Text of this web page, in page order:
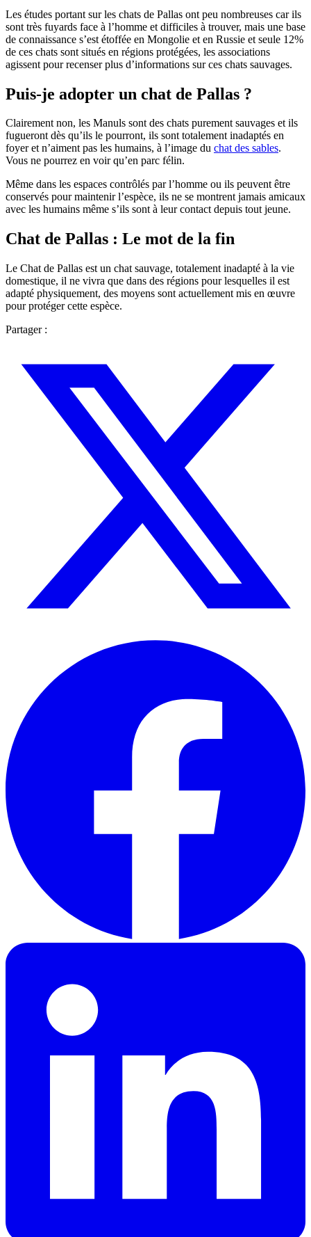
Les études portant sur les chats de Pallas ont peu nombreuses car ils
sont très fuyards face à l’homme et difficiles à trouver, mais une base
de connaissance s’est étoffée en Mongolie et en Russie et seule 12%
de ces chats sont situés en régions protégées, les associations
agissent pour recenser plus d’informations sur ces chats sauvages.
Puis-je adopter un chat de Pallas ?
Clairement non, les Manuls sont des chats purement sauvages et ils
fugueront dès qu’ils le pourront, ils sont totalement inadaptés en
foyer et n’aiment pas les humains, à l’image du chat des sables.
Vous ne pourrez en voir qu’en parc félin.
Même dans les espaces contrôlés par l’homme ou ils peuvent être
conservés pour maintenir l’espèce, ils ne se montrent jamais amicaux
avec les humains même s’ils sont à leur contact depuis tout jeune.
Chat de Pallas : Le mot de la fin
Le Chat de Pallas est un chat sauvage, totalement inadapté à la vie
domestique, il ne vivra que dans des régions pour lesquelles il est
adapté physiquement, des moyens sont actuellement mis en œuvre
pour protéger cette espèce.
Partager :